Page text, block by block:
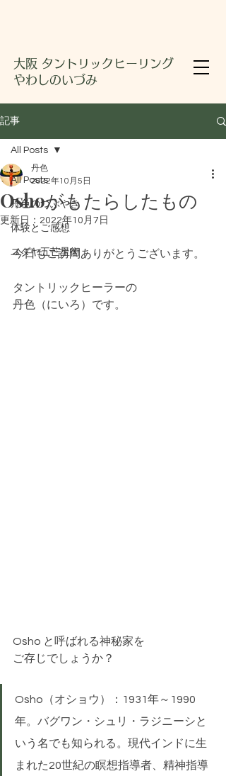
大阪 タントリックヒーリング
やわしのいづみ
記事
All Posts
丹色のつぶやき
体験とご感想
ユダヤ五芒星術
All Posts
Oshoがもたらしたもの
丹色
2022年10月5日
更新日： 2022年10月7日
今日もご訪問ありがとうございます。
タントリックヒーラーの
丹色（にいろ）です。
Osho と呼ばれる神秘家を
ご存じでしょうか？
Osho（オショウ）：1931年～1990
年。バグワン・シュリ・ラジニーシと
いう名でも知られる。現代インドに生
まれた20世紀の瞑想指導者、精神指導